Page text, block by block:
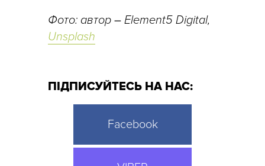
Фото: автор – Element5 Digital,
Unsplash
ПІДПИСУЙТЕСЬ НА НАС:
Facebook